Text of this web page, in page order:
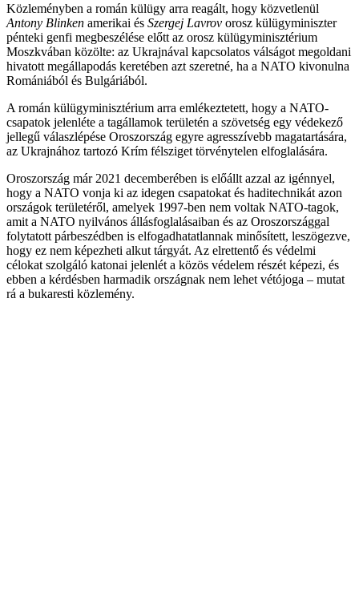
Közleményben a román külügy arra reagált, hogy közvetlenül
Antony Blinken amerikai és Szergej Lavrov orosz külügyminiszter
pénteki genfi megbeszélése előtt az orosz külügyminisztérium
Moszkvában közölte: az Ukrajnával kapcsolatos válságot megoldani
hivatott megállapodás keretében azt szeretné, ha a NATO kivonulna
Romániából és Bulgáriából.
A román külügyminisztérium arra emlékeztetett, hogy a NATO-
csapatok jelenléte a tagállamok területén a szövetség egy védekező
jellegű válaszlépése Oroszország egyre agresszívebb magatartására,
az Ukrajnához tartozó Krím félsziget törvénytelen elfoglalására.
Oroszország már 2021 decemberében is előállt azzal az igénnyel,
hogy a NATO vonja ki az idegen csapatokat és haditechnikát azon
országok területéről, amelyek 1997-ben nem voltak NATO-tagok,
amit a NATO nyilvános állásfoglalásaiban és az Oroszországgal
folytatott párbeszédben is elfogadhatatlannak minősített, leszögezve,
hogy ez nem képezheti alkut tárgyát. Az elrettentő és védelmi
célokat szolgáló katonai jelenlét a közös védelem részét képezi, és
ebben a kérdésben harmadik országnak nem lehet vétójoga – mutat
rá a bukaresti közlemény.